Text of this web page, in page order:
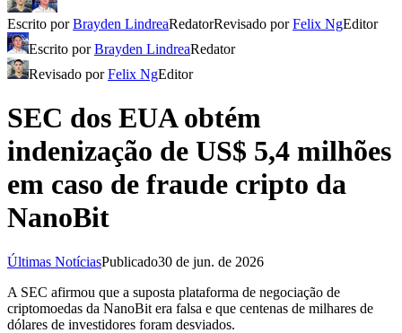
Escrito porBrayden LindreaRedatorRevisado porFelix NgEditor
Escrito porBrayden LindreaRedator
Revisado porFelix NgEditor
SEC dos EUA obtém
indenização de US$ 5,4 milhões
em caso de fraude cripto da
NanoBit
Últimas NotíciasPublicado30 de jun. de 2026
A SEC afirmou que a suposta plataforma de negociação de
criptomoedas da NanoBit era falsa e que centenas de milhares de
dólares de investidores foram desviados.